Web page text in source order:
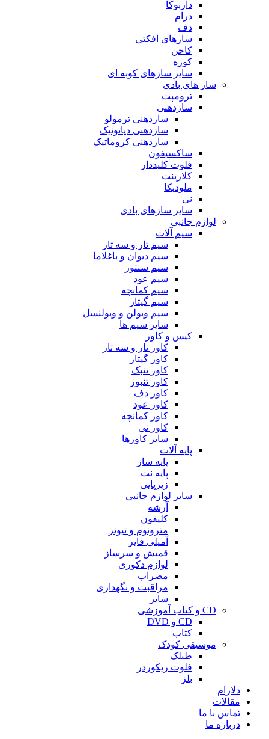
داربوکا
درام
دف
سازهای افکتی
کاخن
کوزه
سایر سازهای کوبه ای
ساز های بادی
ترومپت
سازدهنی
سازدهنی ترمولو
سازدهنی دیاتونیک
سازدهنی کروماتیک
ساکسیفون
فلوت کلیددار
کلارینت
ملودیکا
نی
سایر سازهای بادی
لوازم جانبی
سیم آلات
سیم تار و سه تار
سیم دیوان و باغلاما
سیم سنتور
سیم عود
سیم کمانچه
سیم گیتار
سیم ویولن و ویولنسل
سایر سیم ها
کیس و کاور
کاور تار و سه تار
کاور گیتار
کاور تنبک
کاور تنبور
کاور دف
کاور عود
کاور کمانچه
کاور نی
سایر کاورها
پایه آلات
پایه ساز
پایه نت
زیرپایی
سایر لوازم جانبی
آرشه
کلیفون
مترونوم و تیونر
آمپلی فایر
قمیش و سرساز
لوازم دکوری
مضراب
مراقبت و نگهداری
سایر
CD و کتاب آموزشی
CD و DVD
کتاب
موسیقی کودک
طبلک
فلوت ریکوردر
بلز
دلارام
مقالات
تماس با ما
درباره ما